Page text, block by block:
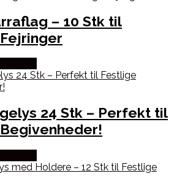
– 10 Stk til
24 Stk – Perfekt til